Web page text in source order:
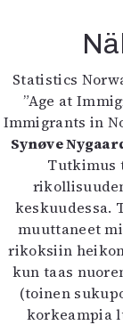
Statistics
”Age at
Immigrants in
Synøve
Tutkimus
keskuudessa.
muuttaneet
rikoksiin
kun taas
(toinen
korkeampia